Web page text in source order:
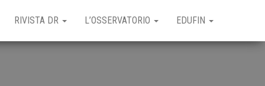
RIVISTA DR L’OSSERVATORIO EDUFIN